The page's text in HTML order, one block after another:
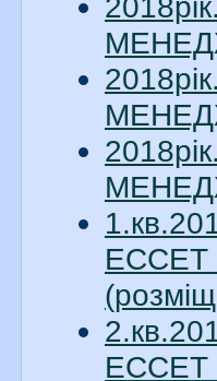
ЕССЕТ
ЕССЕТ